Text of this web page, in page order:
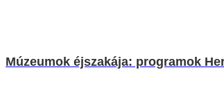
Múzeumok éjszakája: programok